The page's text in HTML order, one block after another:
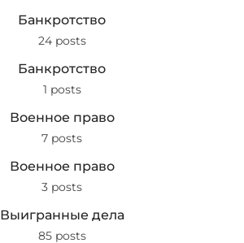
Банкротство
24 posts
Банкротство
1 posts
Военное право
7 posts
Военное право
3 posts
Выигранные дела
85 posts